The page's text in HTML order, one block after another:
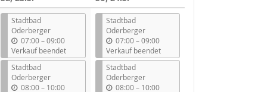
Stadtbad
Oderberger
07:00 –b
i
s
09:00
Verkauf beendet
Stadtbad
Oderberger
08:00 –b10:00
Stadtbad
Oderberger
07:00 –b
i
s
09:00
Verkauf beendet
Stadtbad
Oderberger
08:00 –b10:00